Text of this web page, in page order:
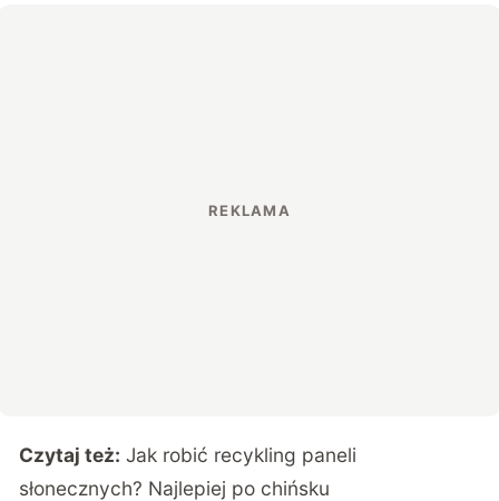
Czytaj też: Jak robić recykling paneli
słonecznych? Najlepiej po chińsku